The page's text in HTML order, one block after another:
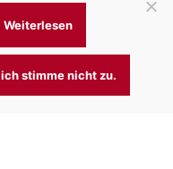
Weiterlesen
stimme nicht zu.